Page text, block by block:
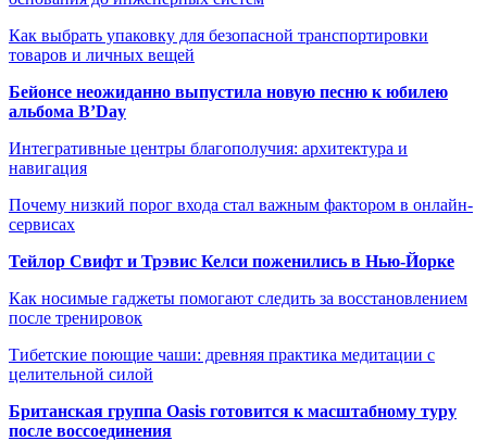
Как выбрать упаковку для безопасной транспортировки
товаров и личных вещей
Бейонсе неожиданно выпустила новую песню к юбилею
альбома B’Day
Интегративные центры благополучия: архитектура и
навигация
Почему низкий порог входа стал важным фактором в онлайн-
сервисах
Тейлор Свифт и Трэвис Келси поженились в Нью-Йорке
Как носимые гаджеты помогают следить за восстановлением
после тренировок
Тибетские поющие чаши: древняя практика медитации с
целительной силой
Британская группа Oasis готовится к масштабному туру
после воссоединения